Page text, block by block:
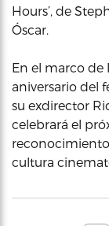
Hours’, de
Óscar.
En el marco
aniversario del
su exdirector
celebrará el
cultura